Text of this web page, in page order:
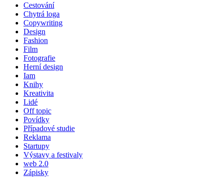
Cestování
Chytrá loga
Copywriting
Design
Fashion
Film
Fotografie
Herní design
Iam
Knihy
Kreativita
Lidé
Off topic
Povídky
Případové studie
Reklama
Startupy
Výstavy a festivaly
web 2.0
Zápisky